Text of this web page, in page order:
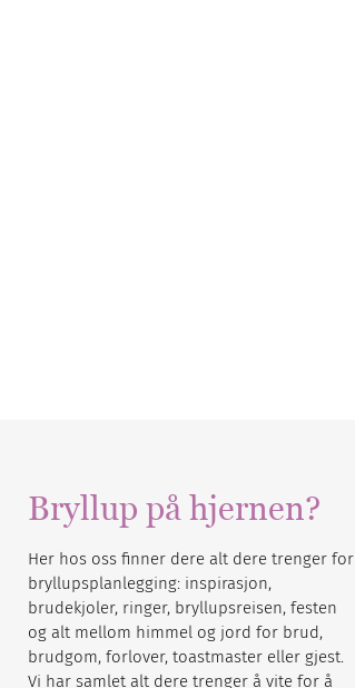
Bryllup på hjernen?
Her hos oss finner dere alt dere trenger for
bryllupsplanlegging: inspirasjon,
brudekjoler, ringer, bryllupsreisen, festen
og alt mellom himmel og jord for brud,
brudgom, forlover, toastmaster eller gjest.
Vi har samlet alt dere trenger å vite for å